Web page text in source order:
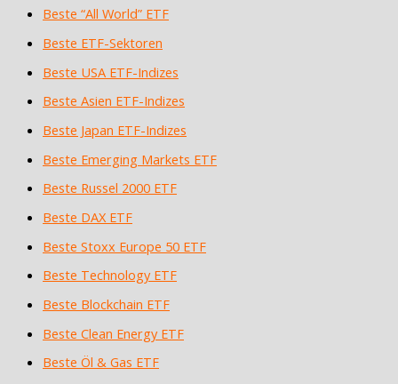
Beste “All World” ETF
Beste ETF-Sektoren
Beste USA ETF-Indizes
Beste Asien ETF-Indizes
Beste Japan ETF-Indizes
Beste Emerging Markets ETF
Beste Russel 2000 ETF
Beste DAX ETF
Beste Stoxx Europe 50 ETF
Beste Technology ETF
Beste Blockchain ETF
Beste Clean Energy ETF
Beste Öl & Gas ETF